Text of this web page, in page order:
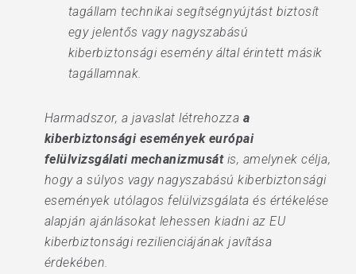
tagállam technikai segítségnyújtást biztosít
egy jelentős vagy nagyszabású
kiberbiztonsági esemény által érintett másik
tagállamnak.
Harmadszor, a javaslat létrehozza a
kiberbiztonsági események európai
felülvizsgálati mechanizmusátis, amelynek célja,
hogy a súlyos vagy nagyszabású kiberbiztonsági
események utólagos felülvizsgálata és értékelése
alapján ajánlásokat lehessen kiadni az EU
kiberbiztonsági rezilienciájának javítása
érdekében.